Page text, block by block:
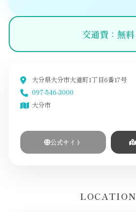
交通費：無料
大分県大分市大道町1丁目6番17号
097-546-3000
大分市
公式サイト
LOCATION